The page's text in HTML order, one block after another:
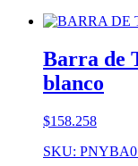
Barra de
blanco
$158.258
SKU: